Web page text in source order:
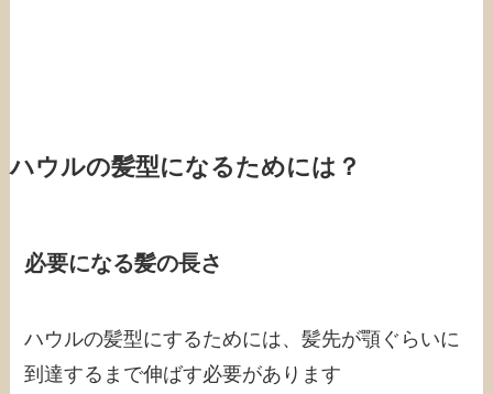
ハウルの髪型になるためには？
必要になる髪の長さ
ハウルの髪型にするためには、髪先が顎ぐらいに
到達するまで伸ばす必要があります